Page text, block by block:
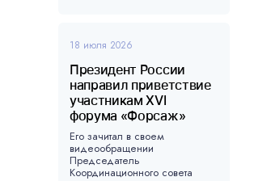
18 июля 2026
Президент России
направил приветствие
участникам XVI
форума «Форсаж»
Его зачитал в своем
видеообращении
Председатель
Координационного совета